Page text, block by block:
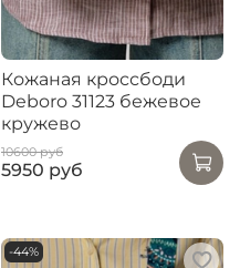
Кожаная кроссбоди
Deboro 31123 бежевое
кружево
10600 руб
5950 руб
-44%